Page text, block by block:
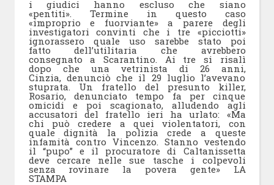
i giudici hanno escluso che siano
«pentiti». Termine in questo caso
«improprio e fuorviante» a parere degli
investigatori convinti che i tre «picciotti»
ignorassero quale uso sarebbe stato poi
fatto dell’utilitaria che avrebbero
consegnato a Scarantino. Ai tre si risalì
dopo che una vetrinista di 26 anni,
Cinzia, denunciò che il 29 luglio l’avevano
stuprata. Un fratello del presunto killer,
Rosario, denunciato tempo fa per cinque
omicidi e poi scagionato, alludendo agli
accusatori del fratello ieri ha urlato: «Ma
chi può credere a quei violentatori, con
quale dignità la polizia crede a queste
infamità contro Vincenzo. Stanno vestendo
il “pupo” e il procuratore di Caltanissetta
deve cercare nelle sue tasche i colpevoli
senza rovinare la povera gente» LA
STAMPA